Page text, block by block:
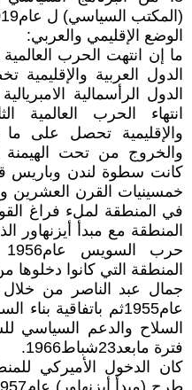
(المكتب السياسي) ل عام2019:
الوضع الإقليمي والعربي:
ما إن انتهت الحرب
الدول العربية والإقليمية
الدول الرأسمالية
انتهاء الحرب العالمية
والإقليمية تحصل على
والخروج من تحت الهيمنة
كانت سطوة لندن وباريس
خمسينيات القرن العشرين
في المنطقة لملء فراغ
المنطقة مع مبدأ
المنطقة التي كانوا
جمال عبد الناصر من
عام1955ثم باتفاقية
السلاح والدعم السياسي
فترة مابعد23شباط1966.
كان الدخول الأميركي